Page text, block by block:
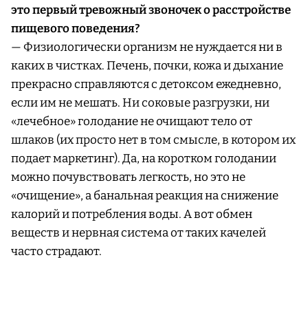
это первый тревожный звоночек о расстройстве
пищевого поведения?
— Физиологически организм не нуждается ни в
каких в чистках. Печень, почки, кожа и дыхание
прекрасно справляются с детоксом ежедневно,
если им не мешать. Ни соковые разгрузки, ни
«лечебное» голодание не очищают тело от
шлаков (их просто нет в том смысле, в котором их
подает маркетинг). Да, на коротком голодании
можно почувствовать легкость, но это не
«очищение», а банальная реакция на снижение
калорий и потребления воды. А вот обмен
веществ и нервная система от таких качелей
часто страдают.